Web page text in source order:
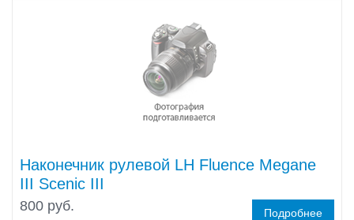
Наконечник рулевой LH Fluence Megane
III Scenic III
800 руб. Подробнее